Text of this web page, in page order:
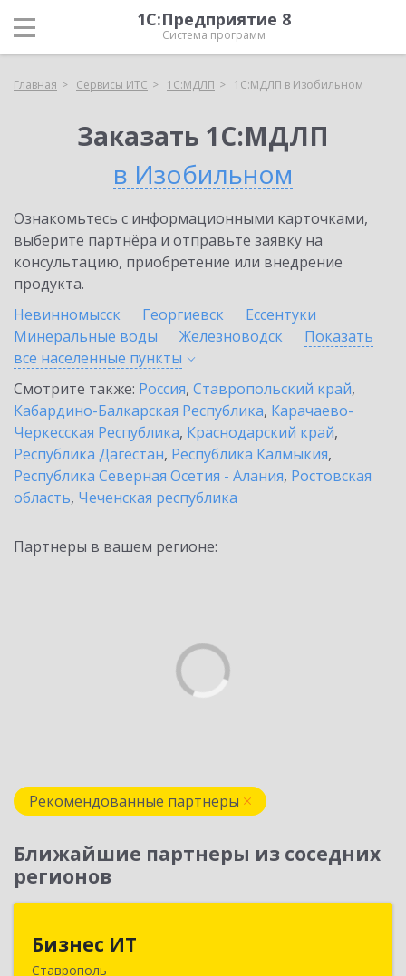
1С:Предприятие 8
Система программ
Главная Сервисы ИТС 1С:МДЛП 1С:МДЛП в Изобильном
Заказать 1С:МДЛП
в Изобильном
Ознакомьтесь с информационными карточками,
выберите партнёра и отправьте заявку на
консультацию, приобретение или внедрение
продукта.
Невинномысск
Георгиевск
Ессентуки
Минеральные воды
Железноводск
Показать
все населенные пункты
Смотрите также: Россия, Ставропольский край,
Кабардино-Балкарская Республика, Карачаево-
Черкесская Республика, Краснодарский край,
Республика Дагестан, Республика Калмыкия,
Республика Северная Осетия - Алания, Ростовская
область, Чеченская республика
Партнеры в вашем регионе:
Рекомендованные партнеры
Ближайшие партнеры из соседних
регионов
Бизнес ИТ
Ставрополь